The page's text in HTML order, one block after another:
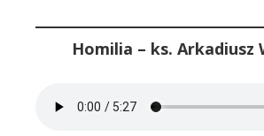
Homilia – ks. Arkadiusz